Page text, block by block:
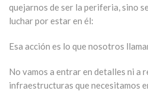
quejarnos de ser la periferia, sino
luchar por estar en él:
Esa acción es lo que nosotros
No vamos a entrar en detalles ni a
infraestructuras que necesitamos